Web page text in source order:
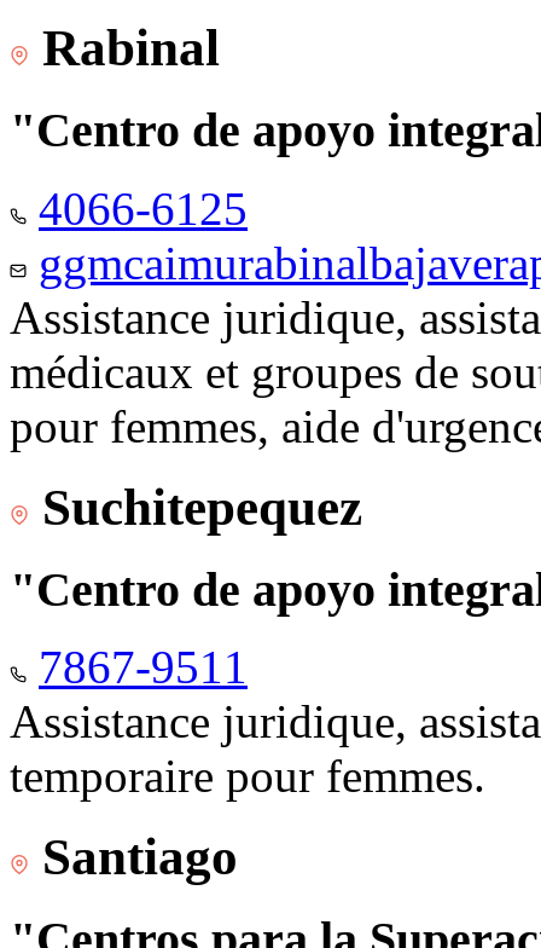
Rabinal
"Centro de apoyo
4066-6125
Assistance juridique,
médicaux et groupes de
pour femmes, aide
Suchitepequez
"Centro de apoyo
7867-9511
Assistance juridique,
temporaire pour femmes.
Santiago